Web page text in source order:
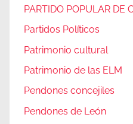
PARTIDO POPULAR DE
Partidos Políticos
Patrimonio cultural
Patrimonio de las ELM
Pendones concejiles
Pendones de León